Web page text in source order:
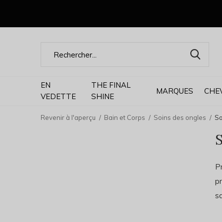
EN
VEDETTE
THE FINAL
SHINE
MARQUES
Revenir à l'aperçu Bain et Corps Soins des ongles